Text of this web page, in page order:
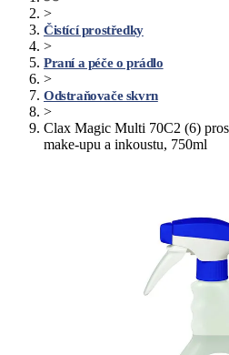
>
Čistící prostředky
>
Praní a péče o prádlo
>
Odstraňovače skvrn
>
Clax Magic Multi 70C2 (6)
make-upu a inkoustu, 750ml